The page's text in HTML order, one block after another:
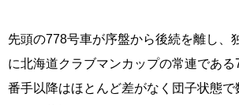
先頭の778号車が序盤から後続を離し、
に北海道クラブマンカップの常連であ
番手以降はほとんど差がなく団子状態で